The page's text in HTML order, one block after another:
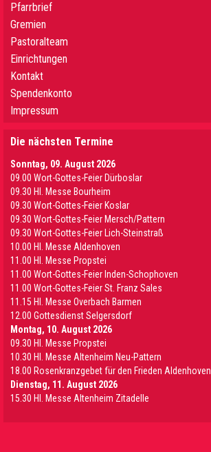
Pfarrbrief
Gremien
Pastoralteam
Einrichtungen
Kontakt
Spendenkonto
Impressum
Die nächsten Termine
Sonntag, 09. August 2026
09.00 Wort-Gottes-Feier Dürboslar
09.30 HI. Messe Bourheim
09.30 Wort-Gottes-Feier Koslar
09.30 Wort-Gottes-Feier Mersch/Pattern
09.30 Wort-Gottes-Feier Lich-Steinstraß
10.00 Hl. Messe Aldenhoven
11.00 Hl. Messe Propstei
11.00 Wort-Gottes-Feier Inden-Schophoven
11.00 Wort-Gottes-Feier St. Franz Sales
11.15 Hl. Messe Overbach Barmen
12.00 Gottesdienst Selgersdorf
Montag, 10. August 2026
09.30 Hl. Messe Propstei
10.30 Hl. Messe Altenheim Neu-Pattern
18.00 Rosenkranzgebet für den Frieden Aldenhoven
Dienstag, 11. August 2026
15.30 Hl. Messe Altenheim Zitadelle